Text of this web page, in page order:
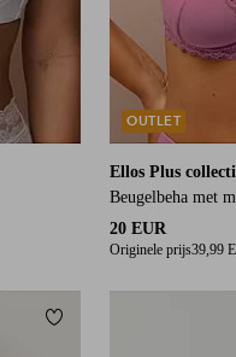
Ellos Plus
Beugelbeha met
20 EUR
Originele prijs39,99
OUTLET
Toevoegen aan